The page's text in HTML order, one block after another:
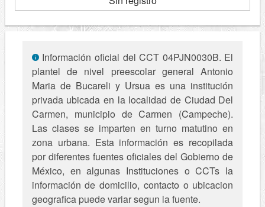
Información oficial del CCT 04PJN0030B. El
plantel de nivel preescolar general Antonio
Maria de Bucareli y Ursua es una institución
privada ubicada en la localidad de Ciudad Del
Carmen, municipio de Carmen (Campeche).
Las clases se imparten en turno matutino en
zona urbana. Esta información es recopilada
por diferentes fuentes oficiales del Gobierno de
México, en algunas Instituciones o CCTs la
información de domicilio, contacto o ubicacion
geografica puede variar segun la fuente.